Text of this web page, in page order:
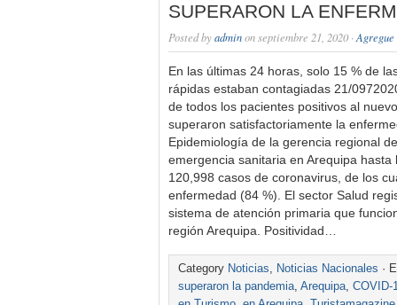
SUPERARON LA
Posted byadminon septiembre 21, 2020 ·
En las últimas 24 horas, solo 15 % de
rápidas estaban contagiadas 21/
de todos los pacientes positivos al
superaron satisfactoriamente la
Epidemiología de la gerencia regional
emergencia sanitaria en Arequipa
120,998 casos de coronavirus, de los
enfermedad (84 %). El sector Salud
sistema de atención primaria que
región Arequipa. Positividad…
Category Noticias, Noticias Nacionales ·
superaron la pandemia, Arequipa, COVID-